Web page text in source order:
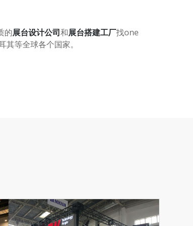
的展台设计公司和展台搭建工厂找one
等全球各个国家。